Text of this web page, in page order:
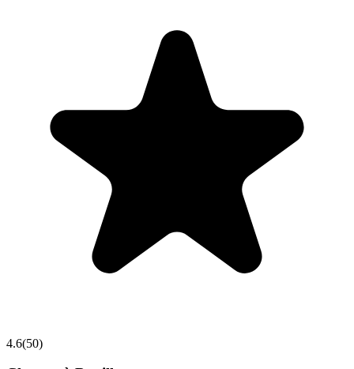
4.6(50)